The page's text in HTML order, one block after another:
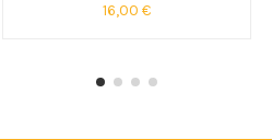
16,00 €